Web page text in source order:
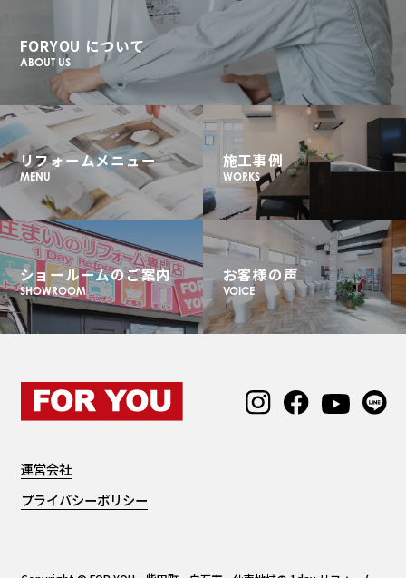
FORYOU について
ABOUT US
リフォームメニュー
MENU
施工事例
WORKS
ショールームのご案内
SHOWROOM
お客様の声
VOICE
運営会社
プライバシーポリシー